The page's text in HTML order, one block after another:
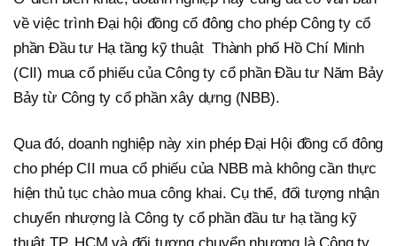
về việc trình Đại hội đồng cổ đông cho phép Công ty cổ
phần Đầu tư Hạ tầng kỹ thuật Thành phố Hồ Chí Minh
(CII) mua cổ phiếu của Công ty cổ phần Đầu tư Năm Bảy
Bảy từ Công ty cổ phần xây dựng (NBB).
Qua đó, doanh nghiệp này xin phép Đại Hội đồng cổ đông
cho phép CII mua cổ phiếu của NBB mà không cần thực
hiện thủ tục chào mua công khai. Cụ thể, đối tượng nhận
chuyển nhượng là Công ty cổ phần đầu tư hạ tầng kỹ